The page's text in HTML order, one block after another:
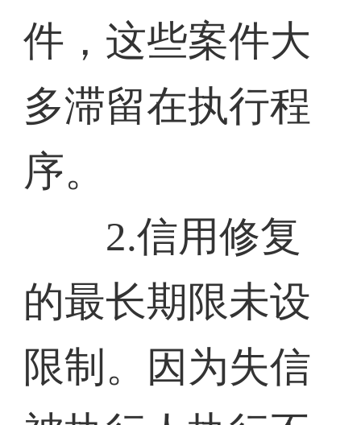
件，这些案件大
多滞留在执行程
序。
2.信用修复
的最长期限未设
限制。因为失信